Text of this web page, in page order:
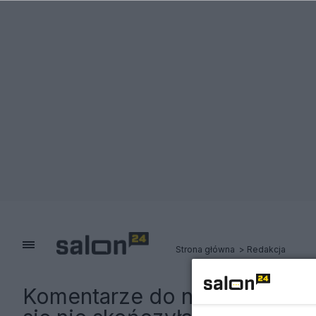
Strona główna Redakcja
Komentarze do notki: